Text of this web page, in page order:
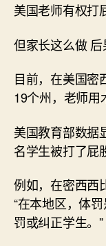
美国老师有权打
但家长这么做
目前，在美国密
19个州，老师用
美国教育部数据
名学生被打了屁
例如，在密西西
“在本地区，体
罚或纠正学生。”